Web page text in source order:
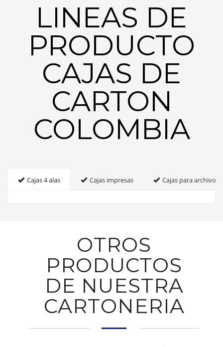
LINEAS DE
PRODUCTO
CAJAS DE
CARTON
COLOMBIA
Cajas 4 alas Cajas impresas Cajas para archivo
OTROS
PRODUCTOS
DE NUESTRA
CARTONERIA